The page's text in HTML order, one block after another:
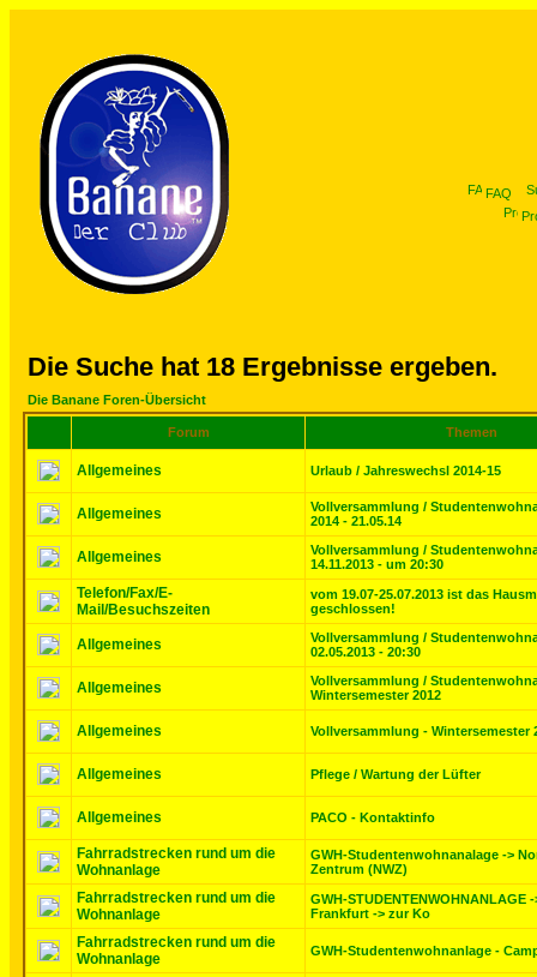
FAQ
Die Suche hat 18 Ergebnisse ergeben.
Die Banane Foren-Übersicht
Forum Themen
Allgemeines Urlaub / Jahreswechsl 2014-15
Allgemeines
Vollversammlung /
2014 - 21.05.14
Allgemeines
Vollversammlung /
14.11.2013 - um 20:30
Telefon/Fax/E-
Mail/Besuchszeiten
vom 19.07-25.07.2013 ist das
geschlossen!
Allgemeines
Vollversammlung /
02.05.2013 - 20:30
Allgemeines
Vollversammlung /
Wintersemester 2012
Allgemeines Vollversammlung - Wintersemester
Allgemeines Pflege / Wartung der Lüfter
Allgemeines PACO - Kontaktinfo
Fahrradstrecken rund um die
Wohnanlage
GWH-Studentenwohnanalage ->
Zentrum (NWZ)
Fahrradstrecken rund um die
Wohnanlage
GWH-STUDENTENWOHNANLAGE
Frankfurt -> zur Ko
Fahrradstrecken rund um die
Wohnanlage
GWH-Studentenwohnanlage -